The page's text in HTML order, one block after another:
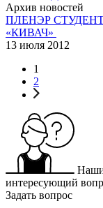
Архив новостей
ПЛЕНЭР
«КИВАЧ»
13 июля 2012
1
2
Наши
интересующий
Задать вопрос